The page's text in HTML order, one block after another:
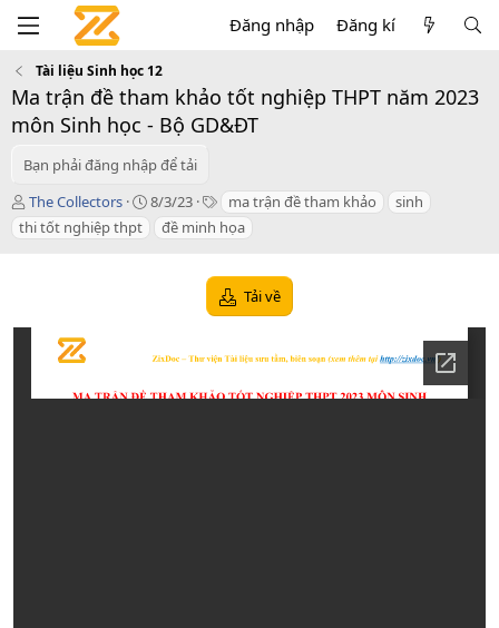
Đăng nhập Đăng kí
Tài liệu Sinh học 12
Ma trận đề tham khảo tốt nghiệp THPT năm 2023
môn Sinh học - Bộ GD&ĐT
Bạn phải đăng nhập để tải
T
á
c
The Collectors
C
d
t
8/3/23
T
a
g
ma trận đề tham khảo
sinh
thi tốt nghiệp thpt
đề minh họa
Tải về